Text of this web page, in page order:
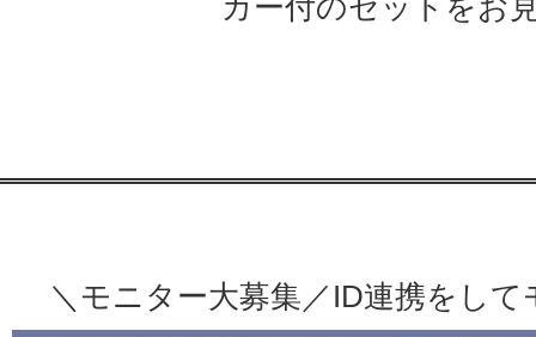
カー付のセットをお
＼モニター大募集／ID連携をし